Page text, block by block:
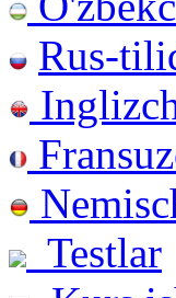
Rus-
Testlar